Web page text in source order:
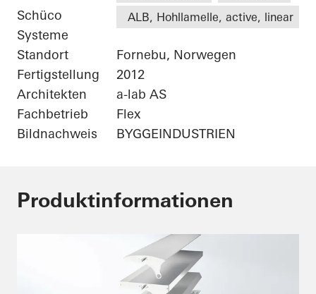
Schüco
Systeme
ALB, Hohllamelle, active, linear
Standort
Fornebu, Norwegen
Fertigstellung
2012
Architekten
a-lab AS
Fachbetrieb
Flex
Bildnachweis
BYGGEINDUSTRIEN
Produktinformationen